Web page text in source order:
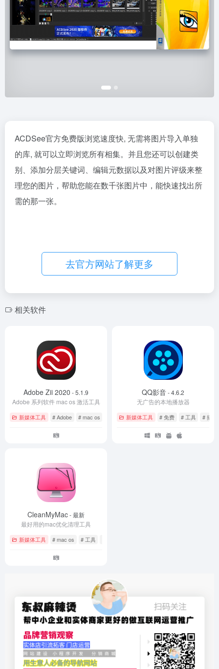
ACDSee官方免费版浏览速度快, 无需将图片导入单独
的库, 就可以立即浏览所有相集。并且您还可以创建类
别、添加分层关键词、编辑元数据以及对图片评级来整
理您的图片，帮助您能在数千张图片中，能快速找出所
需的那一张。
去官方网站了解更多
相关软件
Adobe Zii 2020 - 5.1.9
Adobe 系列软件 mac os 激活工具
新媒体工具 # Adobe # mac os
QQ影音- 4.6.2
无广告的本地播放器
新媒体工具 # 免费 # 工具 # 播放
CleanMyMac- 最新
最好用的mac优化清理工具
新媒体工具 # mac os # 工具